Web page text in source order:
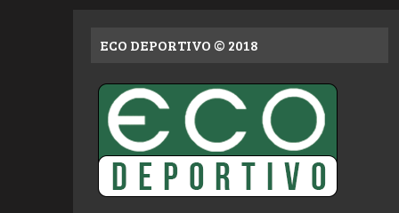
ECO DEPORTIVO © 2018